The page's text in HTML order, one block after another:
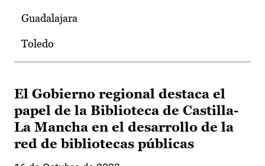
Guadalajara
Toledo
El Gobierno regional destaca el
papel de la Biblioteca de Castilla-
La Mancha en el desarrollo de la
red de bibliotecas públicas